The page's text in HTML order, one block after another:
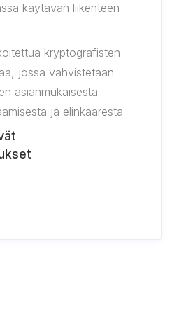
käytävän liikenteen
kryptografisten
jossa vahvistetaan
asianmukaisesta
ja elinkaaresta